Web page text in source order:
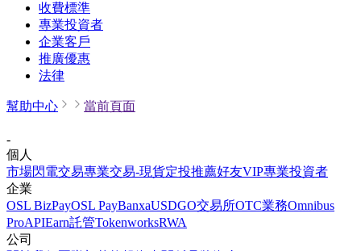
收費標準
專業投資者
企業客戶
推廣優惠
法律
幫助中心 當前頁面
-
個人
市場閃電交易專業交易-現貨定投推薦好友VIP專業投資者
企業
OSL BizPayOSL PayBanxaUSDGO交易所OTC業務Omnibus
ProAPIEarn託管TokenworksRWA
公司